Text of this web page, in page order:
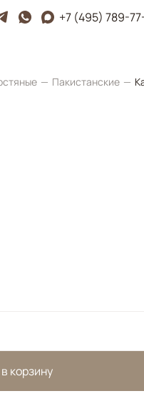
+7 (495) 789-
Пакистанские
корзину